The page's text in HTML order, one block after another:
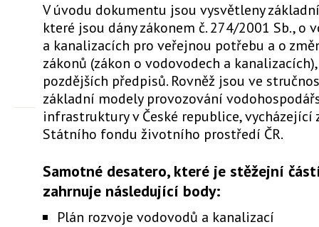
V úvodu dokumentu jsou vysvětleny
které jsou dány zákonem č. 274/2001 Sb., o
a kanalizacích pro veřejnou potřebu a o
zákonů (zákon o vodovodech a
pozdějších předpisů. Rovněž jsou ve
základní modely provozování
infrastruktury v České republice, vycházející
Státního fondu životního prostředí ČR.
Samotné desatero, které je stěžejní
zahrnuje následující body:
Plán rozvoje vodovodů a kanalizací